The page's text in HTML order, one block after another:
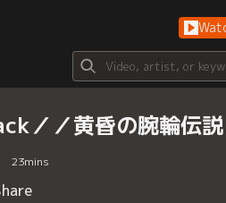
／／黄昏の腕輪伝
23mins